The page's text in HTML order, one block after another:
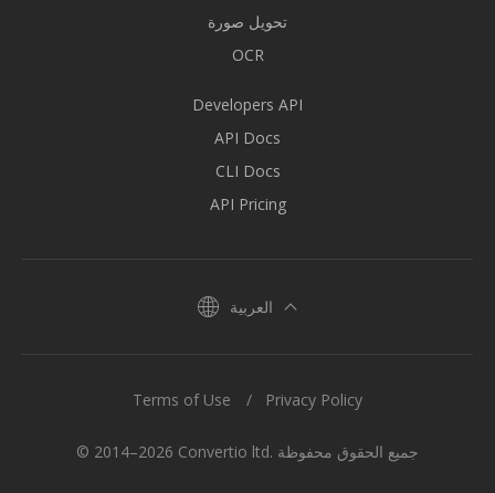
تحويل صورة
OCR
Developers API
API Docs
CLI Docs
API Pricing
العربية
© 2014–2026 Convertio ltd. جميع الحقوق محفوظة
Terms of Use Privacy Policy